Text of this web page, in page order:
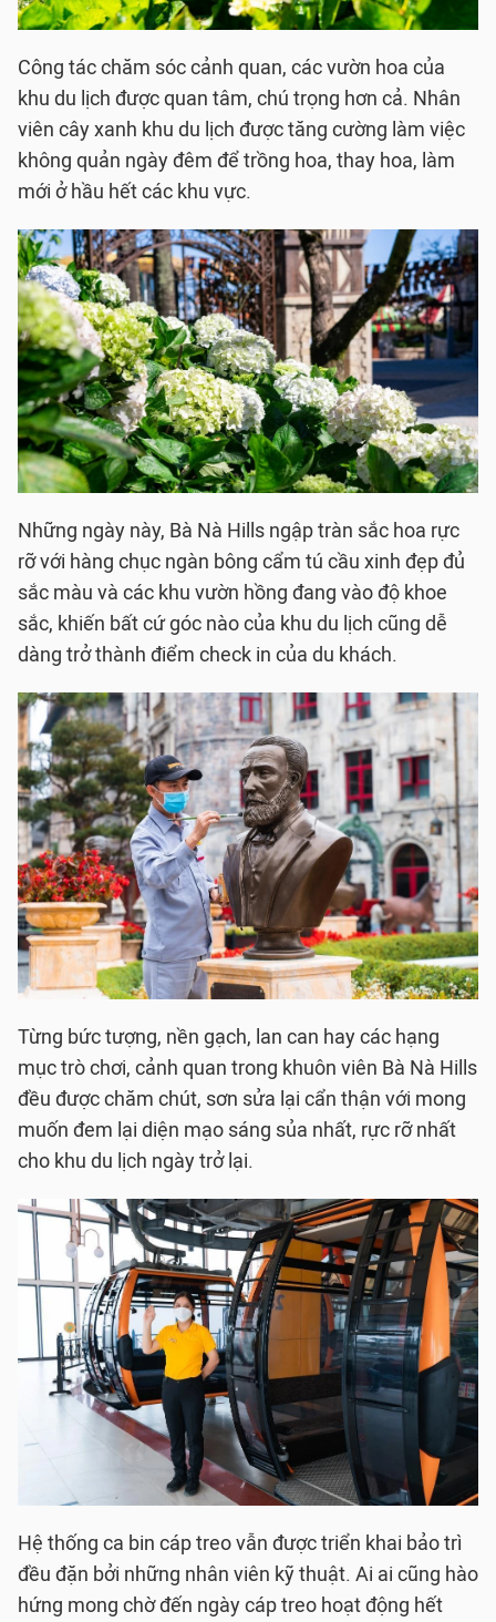
Công tác chăm sóc cảnh quan, các vườn hoa của
khu du lịch được quan tâm, chú trọng hơn cả. Nhân
viên cây xanh khu du lịch được tăng cường làm việc
không quản ngày đêm để trồng hoa, thay hoa, làm
mới ở hầu hết các khu vực.
Những ngày này, Bà Nà Hills ngập tràn sắc hoa rực
rỡ với hàng chục ngàn bông cẩm tú cầu xinh đẹp đủ
sắc màu và các khu vườn hồng đang vào độ khoe
sắc, khiến bất cứ góc nào của khu du lịch cũng dễ
dàng trở thành điểm check in của du khách.
Từng bức tượng, nền gạch, lan can hay các hạng
mục trò chơi, cảnh quan trong khuôn viên Bà Nà Hills
đều được chăm chút, sơn sửa lại cẩn thận với mong
muốn đem lại diện mạo sáng sủa nhất, rực rỡ nhất
cho khu du lịch ngày trở lại.
Hệ thống ca bin cáp treo vẫn được triển khai bảo trì
đều đặn bởi những nhân viên kỹ thuật. Ai ai cũng hào
hứng mong chờ đến ngày cáp treo hoạt động hết